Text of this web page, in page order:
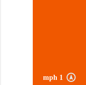
1 mph